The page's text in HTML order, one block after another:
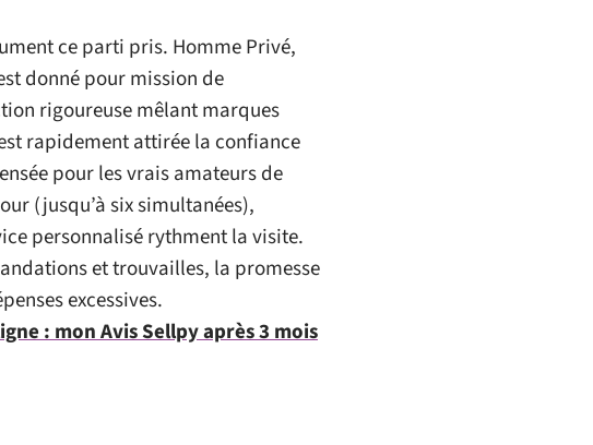
ce parti pris. Homme Privé,
donné pour mission de
rigoureuse mêlant marques
rapidement attirée la confiance
pour les vrais amateurs de
(jusqu’à six simultanées),
personnalisé rythment la visite.
et trouvailles, la promesse
excessives.
: mon Avis Sellpy après 3 mois